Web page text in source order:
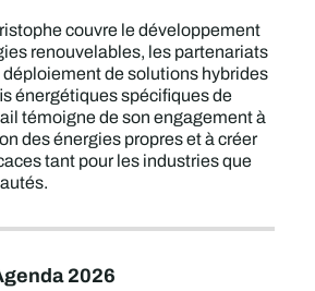
couvre le développement
renouvelables, les partenariats
de solutions hybrides
énergétiques spécifiques de
témoigne de son engagement à
des énergies propres et à créer
tant pour les industries que
2026